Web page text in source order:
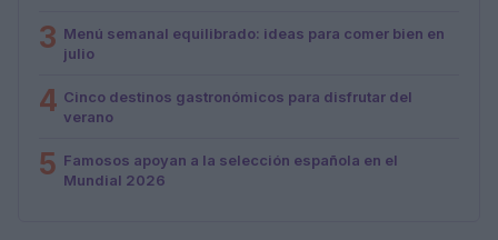
3 Menú semanal equilibrado: ideas para comer bien en
julio
4 Cinco destinos gastronómicos para disfrutar del
verano
5 Famosos apoyan a la selección española en el
Mundial 2026